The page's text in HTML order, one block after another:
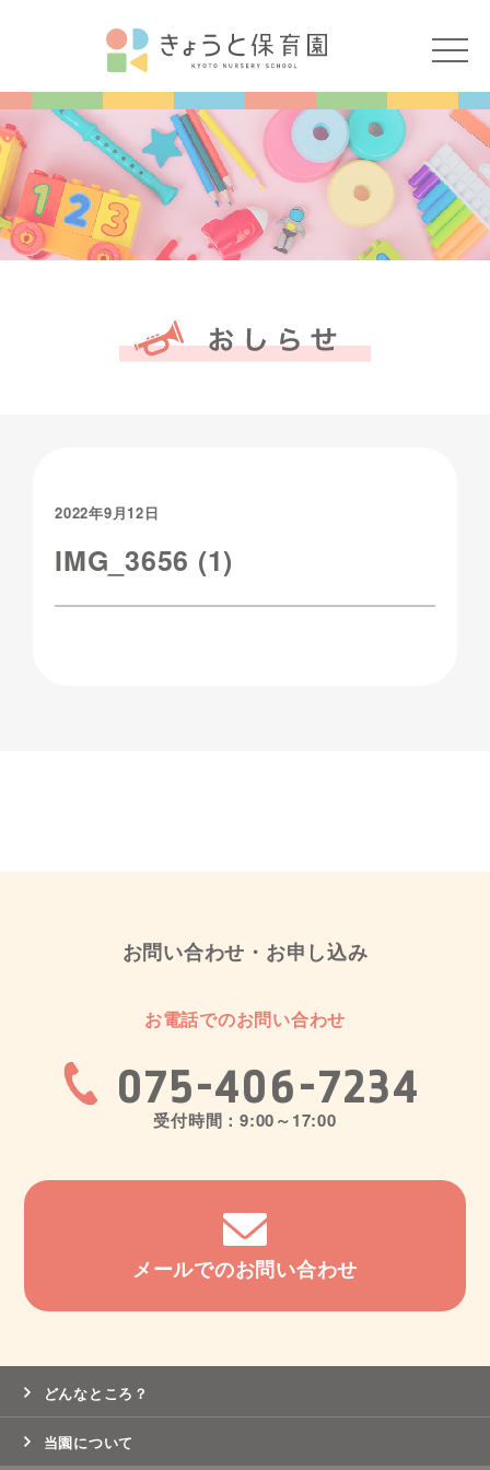
2022年9月12日
IMG_3656 (1)
お問い合わせ・お申し込み
お電話でのお問い合わせ
075-406-7234
受付時間：9:00～17:00
メールでのお問い合わせ
どんなところ？
当園について